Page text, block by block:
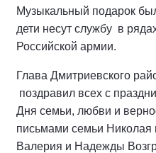
Музыкальный подарок
дети несут службу в
Российской армии.
Глава Дмитриевского
поздравил всех с
Дня семьи, любви и
письмами семьи
Валерия и Надежды